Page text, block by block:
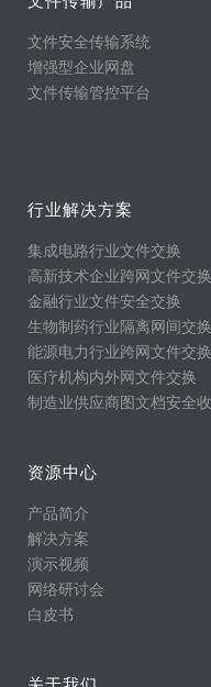
文件安全传输系统
增强型企业网盘
文件传输管控平台
行业解决方案
集成电路行业文件交换
高新技术企业跨网文件交换
金融行业文件安全交换
生物制药行业隔离网间交换
能源电力行业跨网文件交换
医疗机构内外网文件交换
制造业供应商图文档安全
资源中心
产品简介
解决方案
演示视频
网络研讨会
白皮书